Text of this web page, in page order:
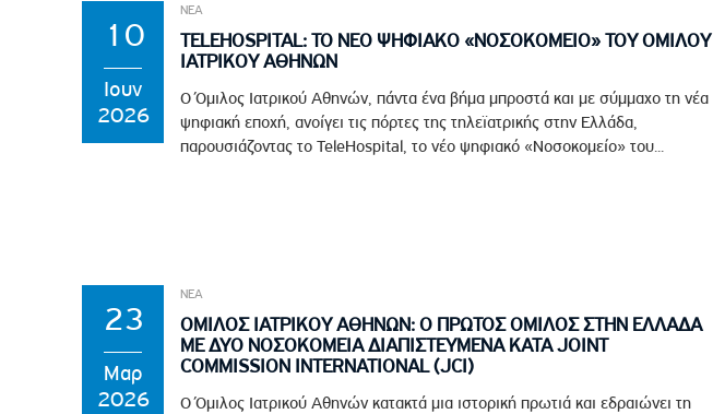
10
Ιουν
2026
ΝΕΑ
TELEHOSPITAL: ΤΟ ΝΕΟ ΨΗΦΙΑΚΟ «ΝΟΣΟΚΟΜΕΙΟ» ΤΟΥ ΟΜΙΛΟΥ
ΙΑΤΡΙΚΟΥ ΑΘΗΝΩΝ
Ο Όμιλος Ιατρικού Αθηνών, πάντα ένα βήμα μπροστά και με σύμμαχο τη νέα
ψηφιακή εποχή, ανοίγει τις πόρτες της τηλεϊατρικής στην Ελλάδα,
παρουσιάζοντας το TeleHospital, το νέο ψηφιακό «Νοσοκομείο» του...
23
Μαρ
2026
ΝΕΑ
ΟΜΙΛΟΣ ΙΑΤΡΙΚΟΥ ΑΘΗΝΩΝ: Ο ΠΡΩΤΟΣ ΟΜΙΛΟΣ ΣΤΗΝ ΕΛΛΑΔΑ
ΜΕ ΔΥΟ ΝΟΣΟΚΟΜΕΙΑ ΔΙΑΠΙΣΤΕΥΜΕΝΑ ΚΑΤΑ JOINT
COMMISSION INTERNATIONAL (JCI)
Ο Όμιλος Ιατρικού Αθηνών κατακτά μια ιστορική πρωτιά και εδραιώνει τη